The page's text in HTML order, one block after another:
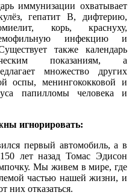
иммунизации охватывает
гепатит В, дифтерию,
корь, краснуху,
инфекцию и
также календарь
показаниям, а
множество других
оспы, менингококковой и
папилломы человека и
игнорировать:
первый автомобиль, а в
лет назад Томас Эдисон
Мы живем в мире, где
частью нашей жизни, и
них отказаться.